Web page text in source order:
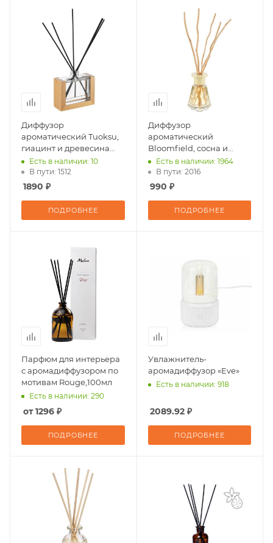
Диффузор
ароматический Tuoksu,
гиацинт и древесина
груши
Есть в наличии: 10
В пути: 1512
1890 ₽
ПОДРОБНЕЕ
Диффузор
ароматический
Bloomfield, сосна и
кипарис
Есть в наличии: 1964
В пути: 2016
990 ₽
ПОДРОБНЕЕ
Парфюм для интерьера
с аромадиффузором по
мотивам Rouge,100мл
Есть в наличии: 290
от 1296 ₽
ПОДРОБНЕЕ
Увлажнитель-
аромадиффузор «Eve»
Есть в наличии: 918
2089.92 ₽
ПОДРОБНЕЕ